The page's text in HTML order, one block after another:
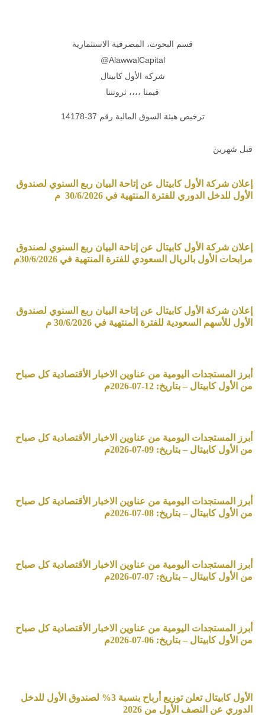
قسم البحوث، المصرفية الاستثمارية
AlawwalCapital@
شركة الأول كابيتال
قيمنا ،،،، ثروتننا
ترخيص هيئة السوق المالية رقم 37-14178
قبل شهرين
إعلان شركة الأول كابيتال عن إتاحة البيان ربع السنوي لصندوق
الأول للدخل الدوري للفترة المنتهية في 30/6/2026 م
إعلان شركة الأول كابيتال عن إتاحة البيان ربع السنوي لصندوق
مرابحات الأول بالريال السعودي للفترة المنتهية في 30/6/2026م
إعلان شركة الأول كابيتال عن إتاحة البيان ربع السنوي لصندوق
الأول للأسهم السعودية للفترة المنتهية في 30/6/2026 م
أبرز المستجدات اليومية من عناوين الاخبار الأقتصادية كل صباح
من الأول كابيتال – بتاريخ: 12-07-2026م
أبرز المستجدات اليومية من عناوين الاخبار الأقتصادية كل صباح
من الأول كابيتال – بتاريخ: 09-07-2026م
أبرز المستجدات اليومية من عناوين الاخبار الأقتصادية كل صباح
من الأول كابيتال – بتاريخ: 08-07-2026م
أبرز المستجدات اليومية من عناوين الاخبار الأقتصادية كل صباح
من الأول كابيتال – بتاريخ: 07-07-2026م
أبرز المستجدات اليومية من عناوين الاخبار الأقتصادية كل صباح
من الأول كابيتال – بتاريخ: 06-07-2026م
الأول كابيتال تعلن توزيع أرباح بنسبة 3% لصندوق الأول للدخل
الدوري عن النصف الأول من 2026